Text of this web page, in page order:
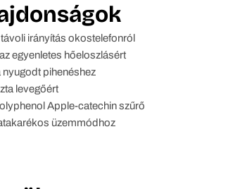
irányítás okostelefonról
egyenletes hőeloszlásért
pihenéshez
levegőért
Apple-catechin szűrő
üzemmódhoz